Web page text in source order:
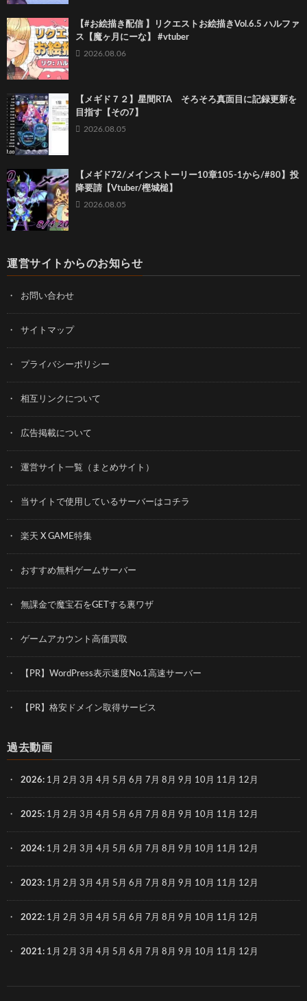
【#お絵描き配信 】リクエストお絵描きVol.6.5 ハルファ
ス【魔ヶ月にーな】 #vtuber
2026.08.06
【メギド７２】星間RTA そろそろ真面目に記録更新を
目指す【その7】
2026.08.05
【メギド72/メインストーリー10章105-1から/#80】投
降要請【Vtuber/樫城槌】
2026.08.05
運営サイトからのお知らせ
お問い合わせ
サイトマップ
プライバシーポリシー
相互リンクについて
広告掲載について
運営サイト一覧（まとめサイト）
当サイトで使用しているサーバーはコチラ
楽天 X GAME特集
おすすめ無料ゲームサーバー
無課金で魔宝石をGETする裏ワザ
ゲームアカウント高価買取
【PR】WordPress表示速度No.1高速サーバー
【PR】格安ドメイン取得サービス
過去動画
2026: 1月 2月 3月 4月 5月 6月 7月 8月 9月 10月 11月 12月
2025: 1月 2月 3月 4月 5月 6月 7月 8月 9月 10月 11月 12月
2024: 1月 2月 3月 4月 5月 6月 7月 8月 9月 10月 11月 12月
2023: 1月 2月 3月 4月 5月 6月 7月 8月 9月 10月 11月 12月
2022: 1月 2月 3月 4月 5月 6月 7月 8月 9月 10月 11月 12月
2021: 1月 2月 3月 4月 5月 6月 7月 8月 9月 10月 11月 12月